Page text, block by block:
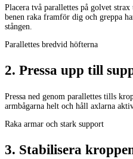
Placera två parallettes på golvet
benen raka framför dig och greppa
stången.
Parallettes bredvid höfterna
2. Pressa upp till
Pressa ned genom parallettes tills
armbågarna helt och håll axlarna
Raka armar och stark support
3. Stabilisera